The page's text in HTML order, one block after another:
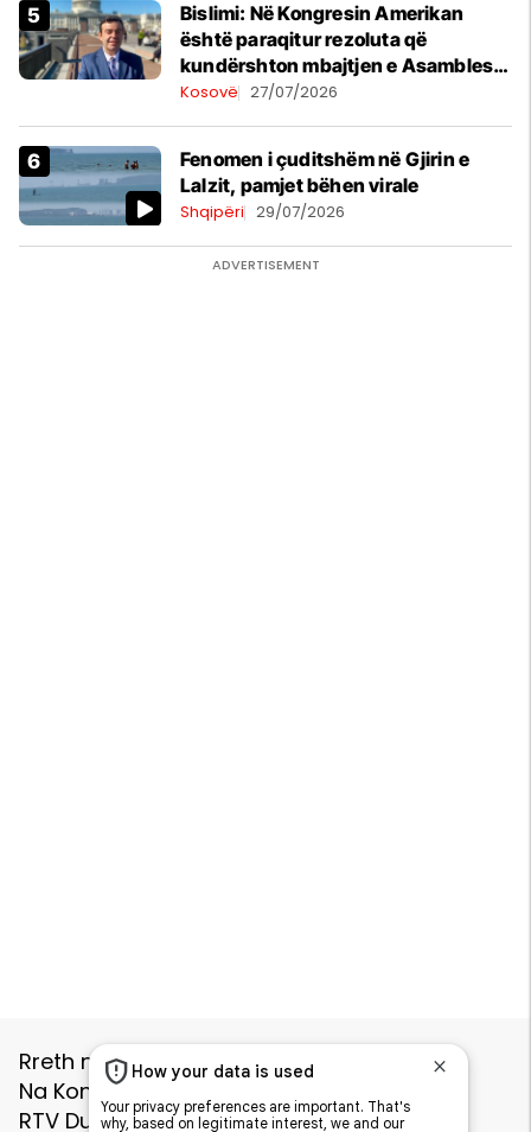
Bislimi: Në Kongresin Amerikan
është paraqitur rezoluta që
kundërshton mbajtjen e Asamblesë
Parlamentare të OSBE-së në
Kosovë 27/07/2026
Fenomen i çuditshëm në Gjirin e
Lalzit, pamjet bëhen virale
Shqipëri 29/07/2026
Rreth neshPolitikat e Privatësisë
Na Kontaktoni
Prokurimi i Hapur
RTV DukagjiniDeutsche WelleICK